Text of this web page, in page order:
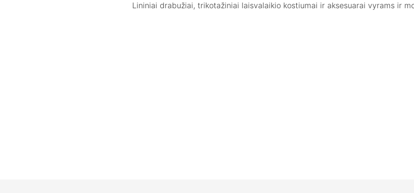
Lininiai drabužiai, trikotažiniai laisvalaikio kostiumai ir aksesuarai vyrams ir